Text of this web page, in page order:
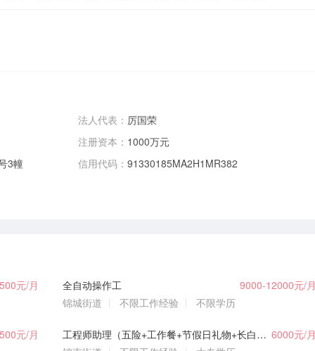
3幢
法人代表： 厉国荣
注册资本： 1000万元
信用代码： 91330185MA2H1MR382
元/月
全自动操作工
9000-12000元/月
锦城街道
不限工作经验 不限学历
元/月
工程师助理（五险+工作餐+节假日礼物+长白班） 6000元/月